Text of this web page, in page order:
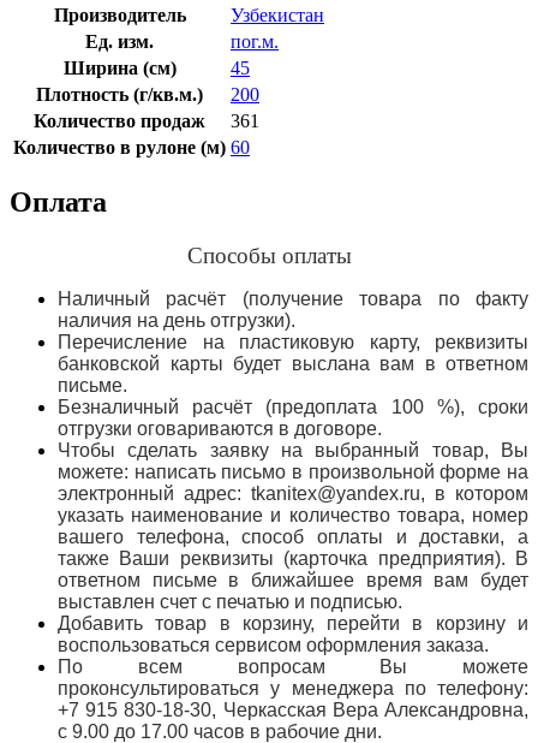
Производитель
Узбекистан
Ед. изм.
пог.м.
Ширина (см)
45
Плотность (г/кв.м.)
200
Количество продаж
361
Количество в рулоне (м) 60
Оплата
Способы оплаты
Наличный расчёт (получение товара по факту
наличия на день отгрузки).
Перечисление на пластиковую карту, реквизиты
банковской карты будет выслана вам в ответном
письме.
Безналичный расчёт (предоплата 100 %), сроки
отгрузки оговариваются в договоре.
Чтобы сделать заявку на выбранный товар, Вы
можете: написать письмо в произвольной форме на
электронный адрес: tkanitex@yandex.ru, в котором
указать наименование и количество товара, номер
вашего телефона, способ оплаты и доставки, а
также Ваши реквизиты (карточка предприятия). В
ответном письме в ближайшее время вам будет
выставлен счет с печатью и подписью.
Добавить товар в корзину, перейти в корзину и
воспользоваться сервисом оформления заказа.
По всем вопросам Вы можете
проконсультироваться у менеджера по телефону:
+7 915 830-18-30, Черкасская Вера Александровна,
с 9.00 до 17.00 часов в рабочие дни.